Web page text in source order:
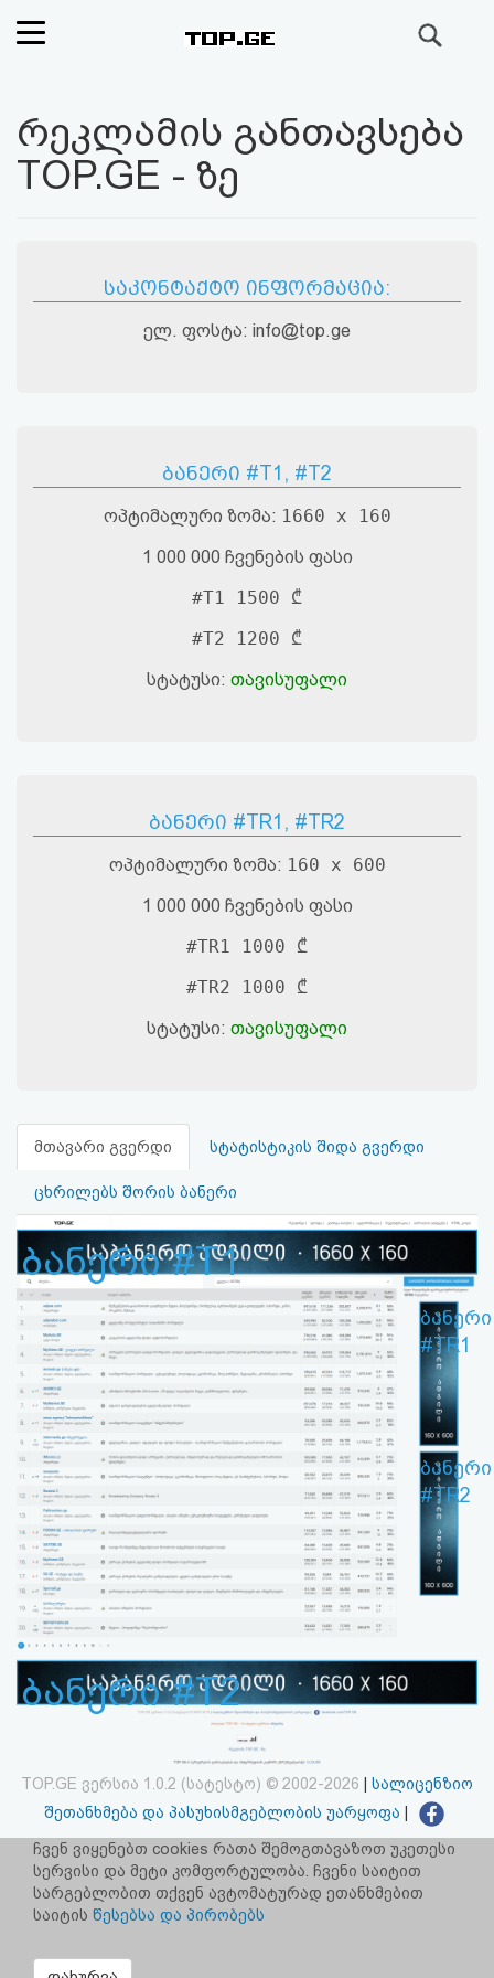
(მთავარი)
ფოსტა
აღდგენა
სალიცენზიო
უარყოფა
რეკლამის განთავსება
TOP.GE - ზე
საკონტაქტო ინფორმაცია:
ელ. ფოსტა: info@top.ge
ბანერი #T1, #T2
ოპტიმალური ზომა: 1660 x 160
1 000 000 ჩვენების ფასი
#T1 1500 ₾
#T2 1200 ₾
სტატუსი: თავისუფალი
ბანერი #TR1, #TR2
ოპტიმალური ზომა: 160 x 600
1 000 000 ჩვენების ფასი
#TR1 1000 ₾
#TR2 1000 ₾
სტატუსი: თავისუფალი
მთავარი გვერდი სტატისტიკის შიდა გვერდი
ცხრილებს შორის ბანერი
ბანერი #T1
ბანერი #T2
ბანერი
#TR1
ბანერი
#TR2
TOP.GE ვერსია 1.0.2 (სატესტო) © 2002-2026
სალიცენზიო
შეთანხმება და პასუხისმგებლობის უარყოფა
facebook.com/TOP.GE
იხილეთ TOP.GE - ის ძველი ვერსია ბმულზე
TOP.GE-ს სერვერების განთავსებას და ინტერნეტთან კავშირს
ჩვენ ვიყენებთ cookies რათა შემოგთავაზოთ უკეთესი
სერვისი და მეტი კომფორტულობა. ჩვენი საიტით
სარგებლობით თქვენ ავტომატურად ეთანხმებით
საიტის წესებსა და პირობებს